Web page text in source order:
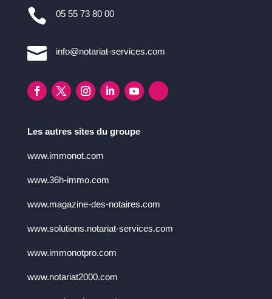
 05 55 73 80 00
 info@notariat-services.com
Les autres sites du groupe
www.immonot.com
www.36h-immo.com
www.magazine-des-notaires.com
www.solutions.notariat-services.com
www.immonotpro.com
www.notariat2000.com